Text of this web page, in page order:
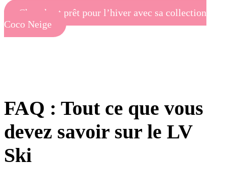
Chanel est prêt pour l’hiver avec sa collection
Coco Neige
FAQ : Tout ce que vous
devez savoir sur le LV
Ski